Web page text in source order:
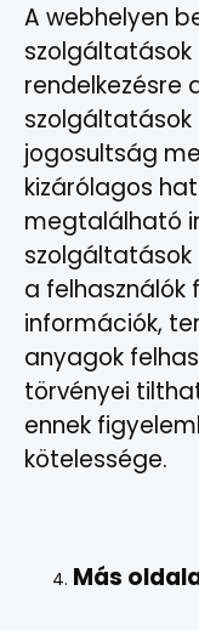
A webhelyen
szolgáltatások
rendelkezésre
jogosultság
kizárólagos
megtalálható
a
információk,
anyagok
törvényei
ennek
kötelessége.
Más